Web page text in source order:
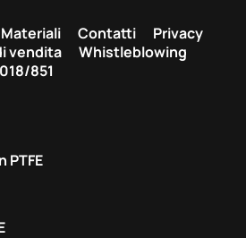
Materiali Contatti
Privacy
vendita
Whistleblowing
851
PTFE